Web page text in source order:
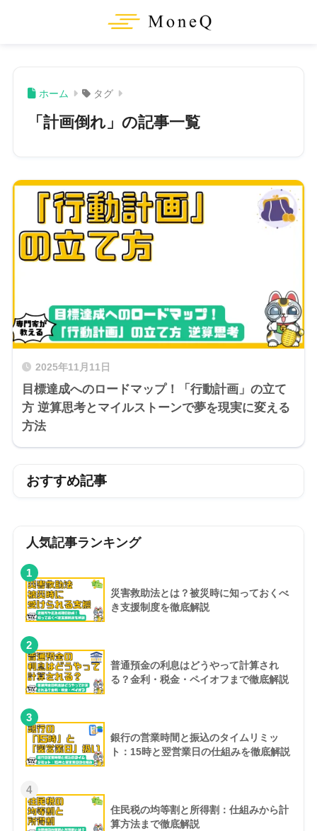
ホーム タグ
「計画倒れ」の記事一覧
2025年11月11日
目標達成へのロードマップ！「行動計画」の立て
方 逆算思考とマイルストーンで夢を現実に変える
方法
おすすめ記事
人気記事ランキング
1
災害救助法とは？被災時に知っておくべ
き支援制度を徹底解説
2
普通預金の利息はどうやって計算され
る？金利・税金・ペイオフまで徹底解説
3
銀行の営業時間と振込のタイムリミッ
ト：15時と翌営業日の仕組みを徹底解説
4
住民税の均等割と所得割：仕組みから計
算方法まで徹底解説